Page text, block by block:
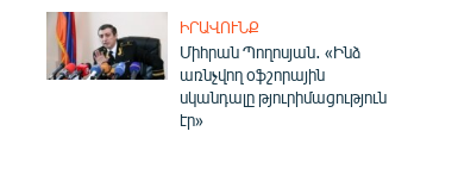
ԻՐԱՎՈՒՆՔ
Միհրան Պողոսյան․ «Ինձ
առնչվող օֆշորային
սկանդալը թյուրիմացություն
էր»